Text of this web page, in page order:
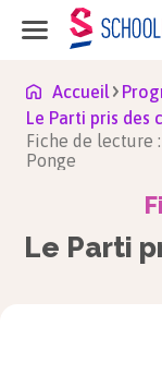
Accueil
Le Parti pris des
Fiche de lecture
Ponge
Le Parti